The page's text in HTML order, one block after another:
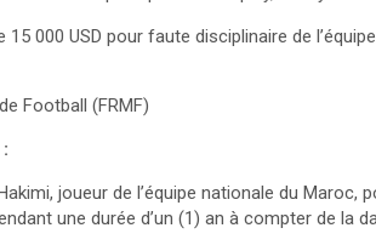
15 000 USD pour faute disciplinaire de
Football (FRMF)
joueur de l’équipe nationale du Maroc,
une durée d’un (1) an à compter de la